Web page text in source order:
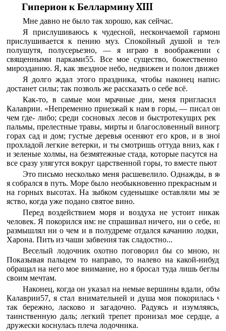
Гиперион к Беллармину XIII
Мне давно не было так хорошо, как сейчас.
Я прислушиваюсь к чудесной, нескончаемой
прислушивается к пению муз. Спокойный душой и
полушутя, полусерьезно, — я играю в воображении с
священными парками55. Все мое существо, божественно
мирозданию. Я, как звездное небо, недвижен и полон
Я долго ждал этого праздника, чтобы наконец
достанет силы; так позволь же рассказать о себе всё.
Как-то, в самые мои мрачные дни, меня пригласил
Калаврии. «Непременно приезжай к нам в горы, — писал он,
чем где- либо; среди сосновых лесов и быстротекущих рек
пальмы, прелестные травы, мирты и благословенный
горах сад и дом; густые деревья осеняют его кров, и в
прохладой легкие ветерки, и ты смотришь оттуда вниз, как
и зеленые холмы, на безмятежные стада, которые пасутся на
все сразу улягутся вокруг царственной горы, то вместе пьют
Это письмо несколько меня расшевелило. Однажды, в
я собрался в путь. Море было необыкновенно прекрасным и
на горных высотах. На зыбком суденышке оставляли мы
яство, когда уже подано святое вино.
Перед воздействием моря и воздуха не устоит
человек. Я покорился им: не спрашивал ничего, ни о себе, ни
размышлял ни о чем и в полудреме отдался качанию лодки,
Харона. Пить из чаши забвения так сладостно...
Веселый лодочник охотно поговорил бы со мною, но
Показывая пальцем то направо, то налево на какой-
обращал на него мое внимание, но я бросал туда лишь беглый
своим мечтам.
Наконец, когда он указал на немые вершины вдали,
Калаврии57, я стал внимательней и душа моя покорилась
так бережно, ласково и загадочно. Радуясь и изумляясь,
таинственную даль; легкий трепет пронизал мое сердце, а
дружески коснулась плеча лодочника.